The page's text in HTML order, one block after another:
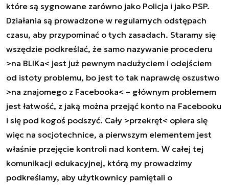
które są sygnowane zarówno jako Policja i jako PSP.
Działania są prowadzone w regularnych odstępach
czasu, aby przypominać o tych zasadach. Staramy się
wszędzie podkreślać, że samo nazywanie procederu
>na BLIKa< jest już pewnym nadużyciem i odejściem
od istoty problemu, bo jest to tak naprawdę oszustwo
>na znajomego z Facebooka< – głównym problemem
jest łatwość, z jaką można przejąć konto na Facebooku
i się pod kogoś podszyć. Cały >przekręt< opiera się
więc na socjotechnice, a pierwszym elementem jest
właśnie przejęcie kontroli nad kontem. W całej tej
komunikacji edukacyjnej, którą my prowadzimy
podkreślamy, aby użytkownicy pamiętali o